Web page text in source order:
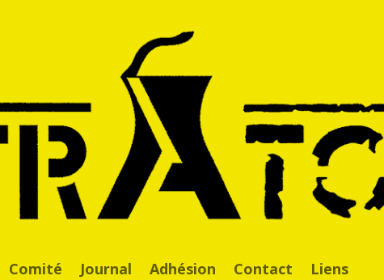
Comité Journal Adhésion Contact Liens